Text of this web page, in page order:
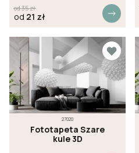
od35zł
od 21 zł
27020
Fototapeta Szare
kule 3D